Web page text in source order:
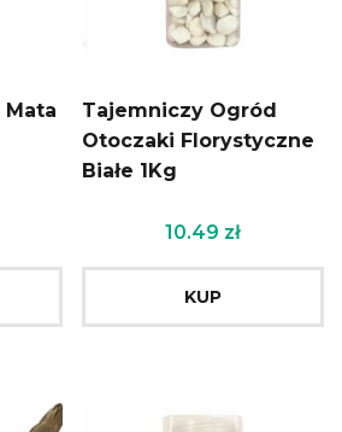
Tajemniczy Ogród
Otoczaki Florystyczne
Białe 1Kg
10.49 zł
KUP